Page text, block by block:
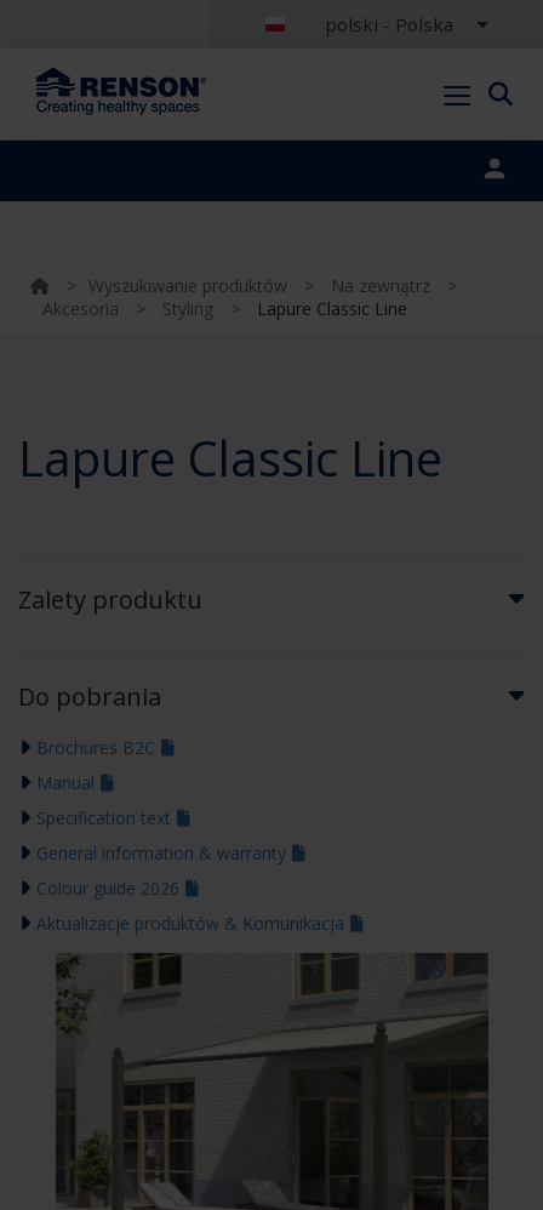
polski - Polska
> Wyszukiwanie produktów > Na zewnątrz
>
Akcesoria
> Styling > Lapure Classic Line
Lapure Classic Line
Zalety produktu
Do pobrania
Brochures B2C
Manual
Specification text
General information & warranty
Colour guide 2026
Aktualizacje produktów & Komunikacja